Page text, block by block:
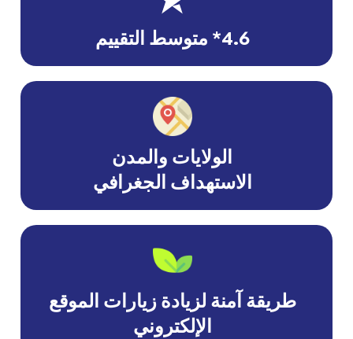
4.6* متوسط التقييم
الولايات والمدن
الاستهداف الجغرافي
طريقة آمنة لزيادة زيارات الموقع
الإلكتروني